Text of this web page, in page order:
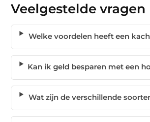
Veelgestelde vragen
Welke voordelen heeft een
Kan ik geld besparen met een
Wat zijn de verschillende